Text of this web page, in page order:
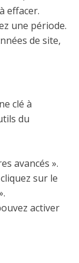
effacer.
une période.
de site,
clé à
du
avancés ».
sur le
activer